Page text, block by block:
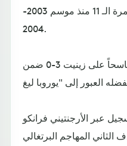
بطاقة دور ثمن النهائي للمرة الـ 11 منذ موسم 2003-
2004.
وبدوره، حقق بنفيكا فوزاً كاسحاً على زينيت 3-0 ضمن
عبر الأرجنتيني فرانكو
الثاني المهاجم البرتغالي